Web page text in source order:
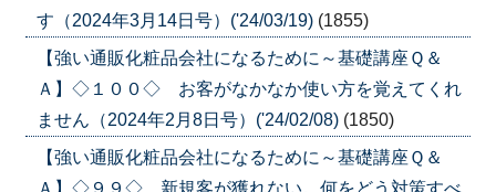
す（2024年3月14日号）('24/03/19) (1855)
【強い通販化粧品会社になるために～基礎講座Ｑ＆
Ａ】◇１００◇ お客がなかなか使い方を覚えてくれ
ません（2024年2月8日号）('24/02/08) (1850)
【強い通販化粧品会社になるために～基礎講座Ｑ＆
Ａ】◇９９◇ 新規客が獲れない。何をどう対策すべ